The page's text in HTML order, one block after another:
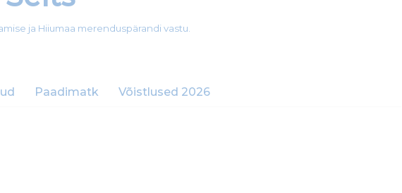
ja Hiiumaa merenduspärandi vastu.
Paadimatk Võistlused 2026